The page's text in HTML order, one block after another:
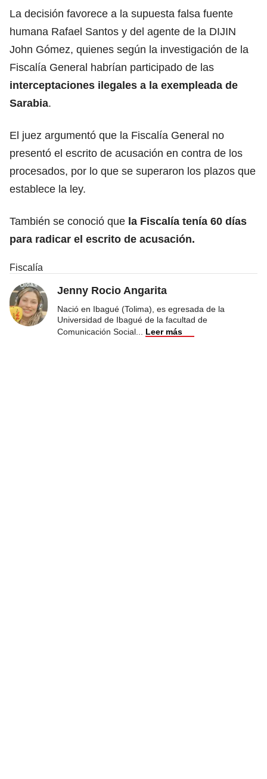
La decisión favorece a la supuesta falsa fuente
humana Rafael Santos y del agente de la DIJIN
John Gómez, quienes según la investigación de la
Fiscalía General habrían participado de las
interceptaciones ilegales a la exempleada de
Sarabia.
El juez argumentó que la Fiscalía General no
presentó el escrito de acusación en contra de los
procesados, por lo que se superaron los plazos que
establece la ley.
También se conoció que la Fiscalía tenía 60 días
para radicar el escrito de acusación.
Fiscalía
Jenny Rocio Angarita
Nació en Ibagué (Tolima), es egresada de la
Universidad de Ibagué de la facultad de
Comunicación Social
Leer más